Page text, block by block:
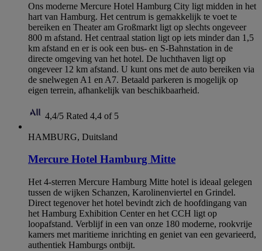
Ons moderne Mercure Hotel Hamburg City ligt midden in het
hart van Hamburg. Het centrum is gemakkelijk te voet te
bereiken en Theater am Großmarkt ligt op slechts ongeveer
800 m afstand. Het centraal station ligt op iets minder dan 1,5
km afstand en er is ook een bus- en S-Bahnstation in de
directe omgeving van het hotel. De luchthaven ligt op
ongeveer 12 km afstand. U kunt ons met de auto bereiken via
de snelwegen A1 en A7. Betaald parkeren is mogelijk op
eigen terrein, afhankelijk van beschikbaarheid.
4,4/5 Rated 4,4 of 5
HAMBURG, Duitsland
Mercure Hotel Hamburg Mitte
Het 4-sterren Mercure Hamburg Mitte hotel is ideaal gelegen
tussen de wijken Schanzen, Karolinenviertel en Grindel.
Direct tegenover het hotel bevindt zich de hoofdingang van
het Hamburg Exhibition Center en het CCH ligt op
loopafstand. Verblijf in een van onze 180 moderne, rookvrije
kamers met maritieme inrichting en geniet van een gevarieerd,
authentiek Hamburgs ontbijt.